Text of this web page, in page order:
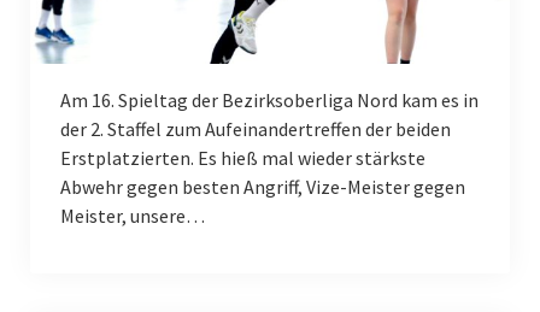
Am 16. Spieltag der Bezirksoberliga Nord kam es in
der 2. Staffel zum Aufeinandertreffen der beiden
Erstplatzierten. Es hieß mal wieder stärkste
Abwehr gegen besten Angriff, Vize-Meister gegen
Meister, unsere…